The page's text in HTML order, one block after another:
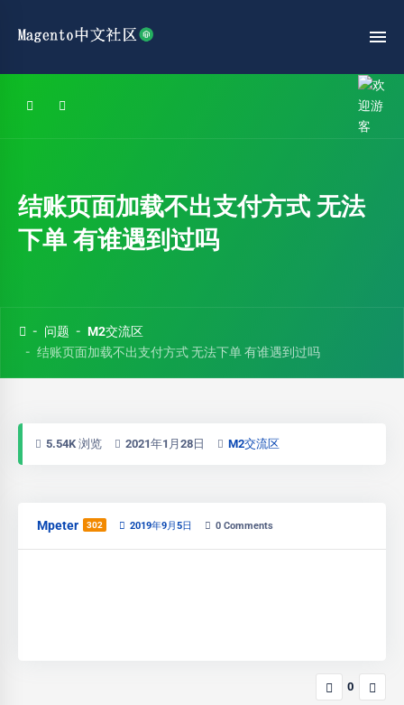
结账页面加载不出支付方式 无法
下单 有谁遇到过吗
问题
M2交流区
结账页面加载不出支付方式 无法下单 有谁遇到过吗
5.54K 浏览 2021年1月28日 M2交流区
Mpeter 302 2019年9月5日 0 Comments
0